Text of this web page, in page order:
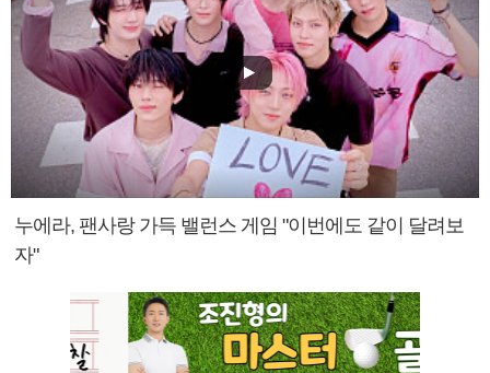
누에라, 팬사랑 가득 밸런스 게임 "이번에도 같이 달려보
자"